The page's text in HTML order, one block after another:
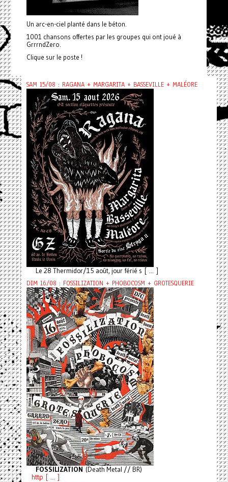
Un arc-en-ciel planté dans le béton.
1001 chansons offertes par les groupes qui ont joué à
GrrrndZero.
Clique sur le poste !
SAM 15/08 : RAGANA + MARGARITA + BASSEVILLE + MALÉORE
Le 28 Thermidor/15 août, jour férié s [ ... ]
DIM 16/08 : FOSSILIZATION + PHOBOCOSM + GROTESQUERIE
FOSSILIZATION (Death Metal // BR)
http [ ... ]